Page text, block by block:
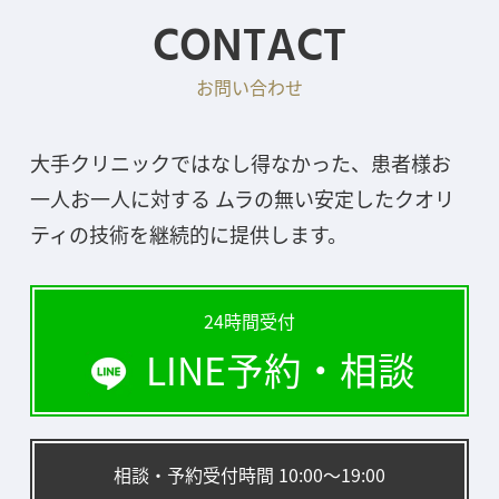
CONTACT
お問い合わせ
大手クリニックではなし得なかった、患者様お
一人お一人に対する ムラの無い安定したクオリ
ティの技術を継続的に提供します。
相談・予約受付時間 10:00〜19:00
24時間受付
LINE予約・相談